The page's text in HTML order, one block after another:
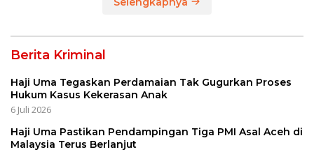
Berita Kriminal
Haji Uma Tegaskan Perdamaian Tak Gugurkan Proses
Hukum Kasus Kekerasan Anak
6 Juli 2026
Haji Uma Pastikan Pendampingan Tiga PMI Asal Aceh di
Malaysia Terus Berlanjut